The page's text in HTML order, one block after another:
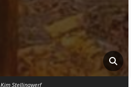
Kim Stellingwerf